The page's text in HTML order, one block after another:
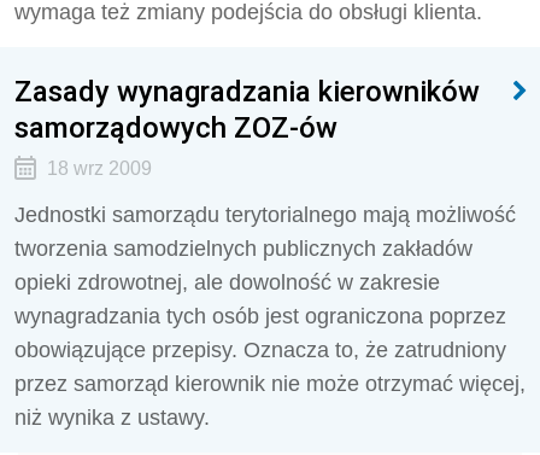
wymaga też zmiany podejścia do obsługi klienta.
Zasady wynagradzania kierowników
samorządowych ZOZ-ów
18 wrz 2009
Jednostki samorządu terytorialnego mają możliwość
tworzenia samodzielnych publicznych zakładów
opieki zdrowotnej, ale dowolność w zakresie
wynagradzania tych osób jest ograniczona poprzez
obowiązujące przepisy. Oznacza to, że zatrudniony
przez samorząd kierownik nie może otrzymać więcej,
niż wynika z ustawy.